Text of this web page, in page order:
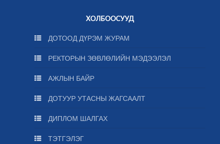
ХОЛБООСУУД
ДОТООД ДҮРЭМ ЖУРАМ
РЕКТОРЫН ЗӨВЛӨЛИЙН МЭДЭЭЛЭЛ
АЖЛЫН БАЙР
ДОТУУР УТАСНЫ ЖАГСААЛТ
ДИПЛОМ ШАЛГАХ
ТЭТГЭЛЭГ